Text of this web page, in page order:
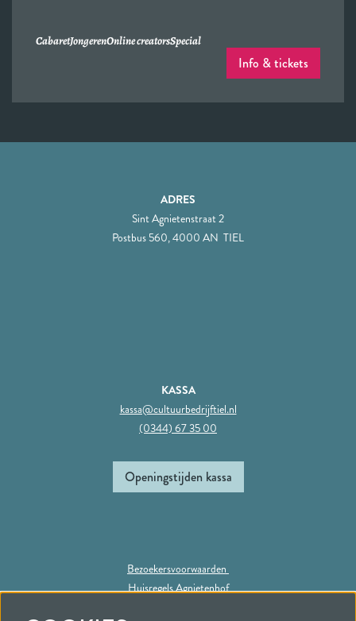
CabaretJongerenOnline creatorsSpecial
Info & tickets
ADRES
Sint Agnietenstraat 2
Postbus 560, 4000 AN TIEL
KASSA
kassa@cultuurbedrijftiel.nl
(0344) 67 35 00
Openingstijden kassa
Bezoekersvoorwaarden
Huisregels Agnietenhof